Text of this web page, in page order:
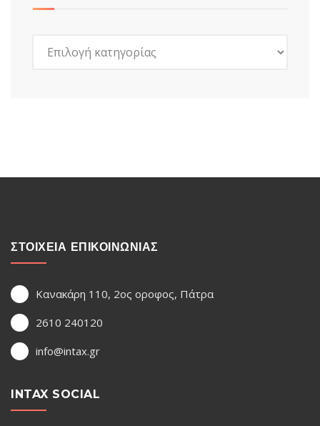
ΣΤΟΙΧΕΙΑ ΕΠΙΚΟΙΝΩΝΙΑΣ
Κανακάρη 110, 2ος οροφος, Πάτρα
2610 240120
info@intax.gr
INTAX SOCIAL